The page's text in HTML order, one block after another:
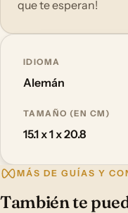
que te esperan!
IDIOMA
Alemán
TAMAÑO (EN CM)
15.1 x 1 x 20.8
MÁS DE GUÍAS Y
También te